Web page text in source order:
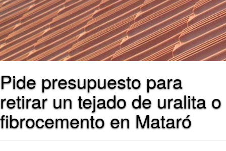
Pide presupuesto para
retirar un tejado de uralita o
fibrocemento en Mataró